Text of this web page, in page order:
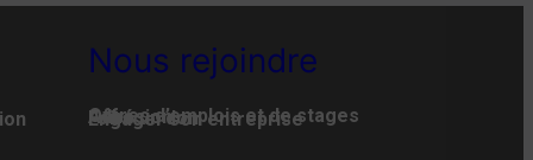
Nous rejoindre
Offres d’emplois et de stages
Adhésion
Faire un don
Engager son entreprise